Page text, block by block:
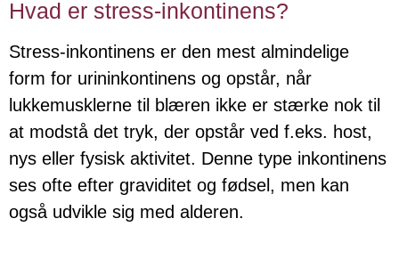
Hvad er stress-inkontinens?
Stress-inkontinens er den mest almindelige
form for urininkontinens og opstår, når
lukkemusklerne til blæren ikke er stærke nok til
at modstå det tryk, der opstår ved f.eks. host,
nys eller fysisk aktivitet. Denne type inkontinens
ses ofte efter graviditet og fødsel, men kan
også udvikle sig med alderen.